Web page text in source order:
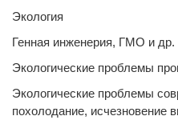
Экология
Генная инженерия, ГМО и др.
Экологические проблемы
Экологические проблемы
похолодание, исчезновение